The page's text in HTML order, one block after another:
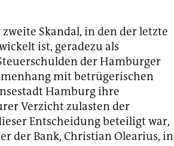
Skandal, in den der letzte
ist, geradezu als
der Hamburger
mit betrügerischen
Hamburg ihre
Verzicht zulasten der
Entscheidung beteiligt war,
der Bank, Christian Olearius, in